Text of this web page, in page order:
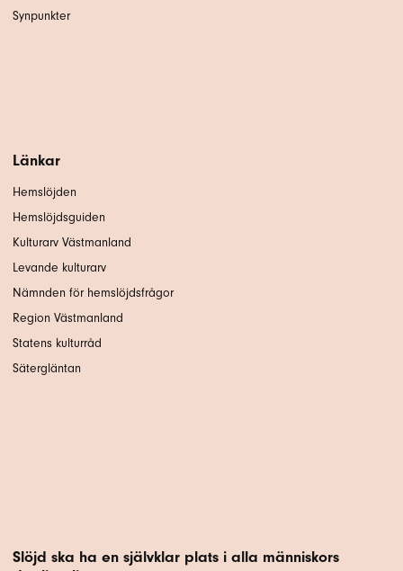
Synpunkter
Länkar
Hemslöjden
Hemslöjdsguiden
Kulturarv Västmanland
Levande kulturarv
Nämnden för hemslöjdsfrågor
Region Västmanland
Statens kulturråd
Sätergläntan
Slöjd ska ha en självklar plats i alla människors